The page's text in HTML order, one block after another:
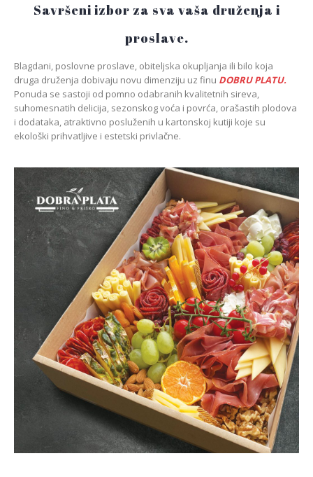
Savršeni izbor za sva vaša druženja i
proslave.
Blagdani, poslovne proslave, obiteljska okupljanja ili bilo koja
druga druženja dobivaju novu dimenziju uz finu DOBRU PLATU.
Ponuda se sastoji od pomno odabranih kvalitetnih sireva,
suhomesnatih delicija, sezonskog voća i povrća, orašastih plodova
i dodataka, atraktivno posluženih u kartonskoj kutiji koje su
ekološki prihvatljive i estetski privlačne.